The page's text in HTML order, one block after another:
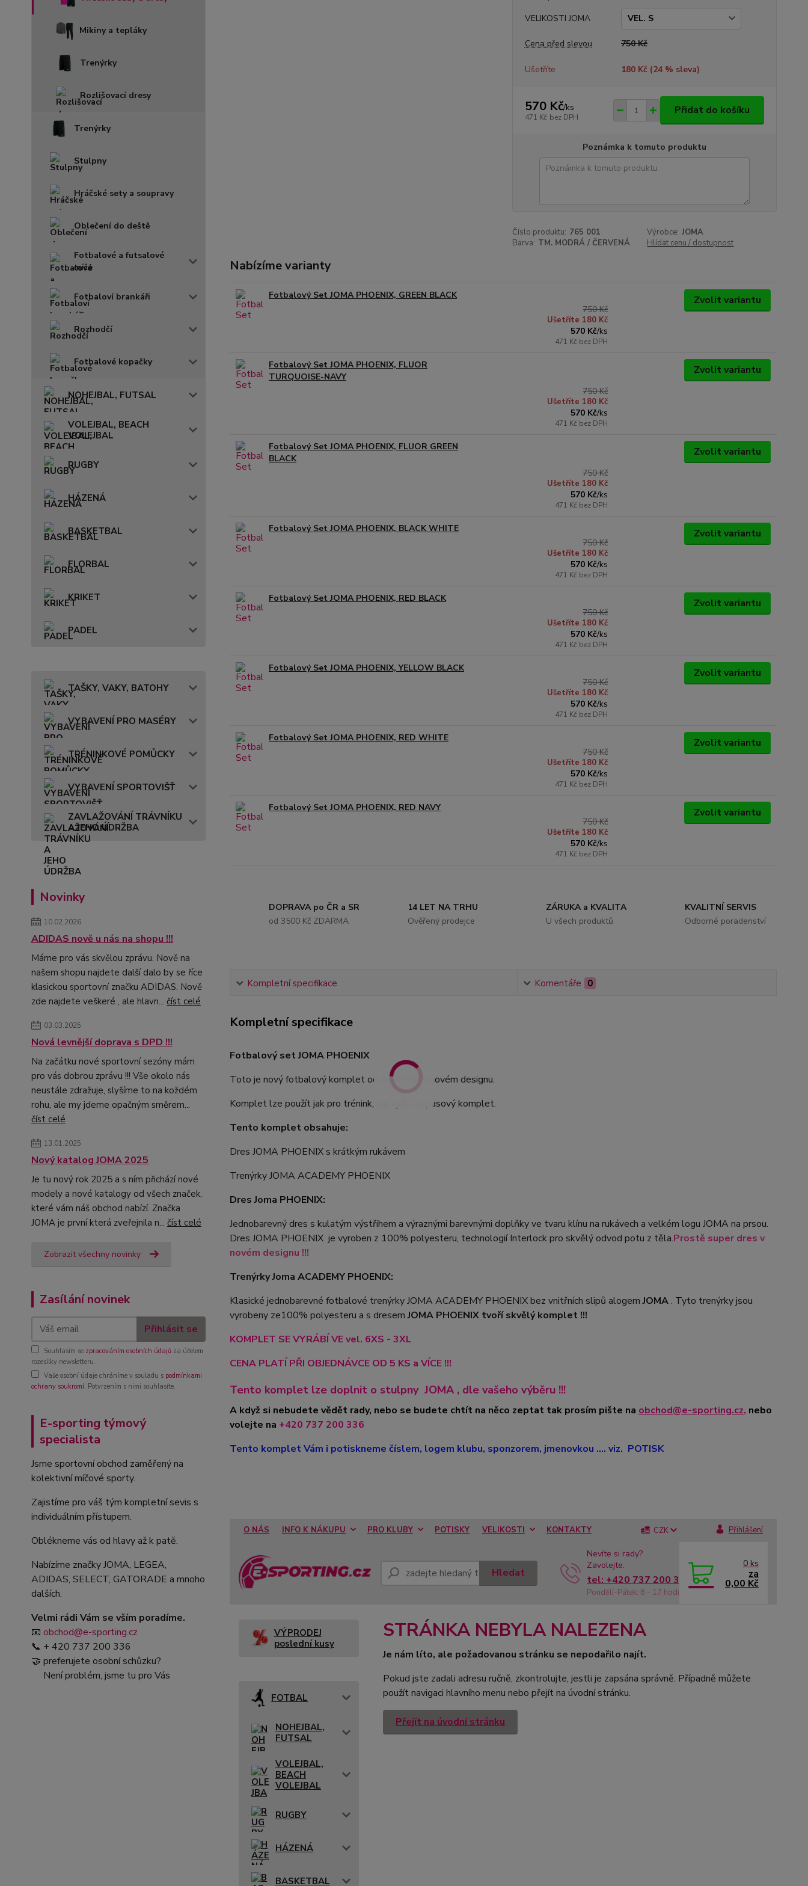
Mikiny a tepláky
Trenýrky
Rozlišovací dresy
Trenýrky
Stulpny
Hráčské sety a soupravy
Oblečení do deště
Fotbalové a futsalové
míče
Fotbaloví brankáři
Rozhodčí
Fotbalové kopačky
NOHEJBAL, FUTSAL
VOLEJBAL, BEACH
VOLEJBAL
RUGBY
HÁZENÁ
BASKETBAL
FLORBAL
KRIKET
PADEL
TAŠKY, VAKY, BATOHY
VYBAVENÍ PRO MASÉRY
TRÉNINKOVÉ POMŮCKY
VYBAVENÍ SPORTOVIŠŤ
ZAVLAŽOVÁNÍ TRÁVNÍKU
A JEHO ÚDRŽBA
Novinky
10.02.2026
ADIDAS nově u nás na shopu !!!
Máme pro vás skvělou zprávu. Nově na
našem shopu najdete další dalo by se říce
klasickou sportovní značku ADIDAS. Nově
zde najdete veškeré , ale hlavn... číst celé
03.03.2025
Nová levnější doprava s DPD !!!
Na začátku nové sportovní sezóny mám
pro vás dobrou zprávu !!! Vše okolo nás
neustále zdražuje, slyšíme to na koždém
rohu, ale my jdeme opačným směrem...
číst celé
13.01.2025
Nový katalog JOMA 2025
Je tu nový rok 2025 a s ním přichází nové
modely a nové katalogy od všech značek,
které vám náš obchod nabízí. Značka
JOMA je první která zveřejnila n... číst celé
Zobrazit všechny novinky
Zasílání novinek
Přihlásit se
Souhlasím se zpracováním osobních údajů za účelem
rozesílky newsletteru.
Vaše osobní údaje chráníme v souladu s podmínkami
ochrany soukromí. Potvrzením s nimi souhlasíte.
E-sporting týmový
specialista
Jsme sportovní obchod zaměřený na
kolektivní míčové sporty.
Zajistíme pro váš tým kompletní sevis s
individuálním přístupem.
Oblékneme vás od hlavy až k patě.
Nabízíme značky JOMA, LEGEA,
ADIDAS, SELECT, GATORADE a mnoho
dalších.
Velmi rádi Vám se vším poradíme.
📧 obchod@e-sporting.cz
📞 + 420 737 200 336
🤝 preferujete osobní schůzku?
Není problém, jsme tu pro Vás
VELIKOSTI JOMA
Cena před slevou 750 Kč
Ušetříte 180 Kč (24% sleva)
570 Kč/ks
471 Kč bez DPH
Přidat do košíku
Poznámka k tomuto produktu
Číslo produktu: 765 001 Výrobce: JOMA
Barva: TM. MODRÁ / ČERVENÁ Hlídat cenu / dostupnost
Nabízíme varianty
Fotbalový Set JOMA PHOENIX, GREEN BLACK
750 Kč
Ušetříte 180 Kč
570 Kč/ks
471 Kč bez DPH
Zvolit variantu
Fotbalový Set JOMA PHOENIX, FLUOR
TURQUOISE-NAVY
750 Kč
Ušetříte 180 Kč
570 Kč/ks
471 Kč bez DPH
Zvolit variantu
Fotbalový Set JOMA PHOENIX, FLUOR GREEN
BLACK
750 Kč
Ušetříte 180 Kč
570 Kč/ks
471 Kč bez DPH
Zvolit variantu
Fotbalový Set JOMA PHOENIX, BLACK WHITE
750 Kč
Ušetříte 180 Kč
570 Kč/ks
471 Kč bez DPH
Zvolit variantu
Fotbalový Set JOMA PHOENIX, RED BLACK
750 Kč
Ušetříte 180 Kč
570 Kč/ks
471 Kč bez DPH
Zvolit variantu
Fotbalový Set JOMA PHOENIX, YELLOW BLACK
750 Kč
Ušetříte 180 Kč
570 Kč/ks
471 Kč bez DPH
Zvolit variantu
Fotbalový Set JOMA PHOENIX, RED WHITE
750 Kč
Ušetříte 180 Kč
570 Kč/ks
471 Kč bez DPH
Zvolit variantu
Fotbalový Set JOMA PHOENIX, RED NAVY
750 Kč
Ušetříte 180 Kč
570 Kč/ks
471 Kč bez DPH
Zvolit variantu
DOPRAVA po ČR a SR
od 3500 Kč ZDARMA
14 LET NA TRHU
Ověřený prodejce
ZÁRUKA a KVALITA
U všech produktů
KVALITNÍ SERVIS
Odborné poradenství
Kompletní specifikace Komentáře 0
Kompletní specifikace
Fotbalový set JOMA PHOENIX
Toto je nový fotbalový komplet od zn. JOMA v novém designu.
Komplet lze použít jak pro trénink, tak i jako zápasový komplet.
Tento komplet obsahuje:
Dres JOMA PHOENIX s krátkým rukávem
Trenýrky JOMA ACADEMY PHOENIX
Dres Joma PHOENIX:
Jednobarevný dres s kulatým výstřihem a výraznými barevnými doplňky ve tvaru klínu na rukávech a velkém logu JOMA na prsou.
Dres JOMA PHOENIX je vyroben z 100% polyesteru, technologií Interlock pro skvělý odvod potu z těla.Prostě super dres v
novém designu !!!
Trenýrky Joma ACADEMY PHOENIX:
Klasické jednobarevné fotbalové trenýrky JOMA ACADEMY PHOENIX bez vnitřních slipů alogemJOMA. Tyto trenýrky jsou
vyrobeny ze100% polyesteru a s dresemJOMA PHOENIX tvoří skvělý komplet !!!
KOMPLET SE VYRÁBÍ VE vel. 6XS - 3XL
CENA PLATÍ PŘI OBJEDNÁVCE OD 5 KS a VÍCE !!!
Tento komplet lze doplnit o stulpny JOMA, dle vašeho výběru !!!
A když si nebudete vědět rady, nebo se budete chtít na něco zeptat tak prosím pište na obchod@e-sporting.cz, nebo
volejte na +420 737 200 336
Tento komplet Vám i potiskneme číslem, logem klubu, sponzorem, jmenovkou .... viz. POTISK
O NÁS INFO K NÁKUPU PRO KLUBY POTISKY VELIKOSTI KONTAKTY CZK Přihlášení
Hledat
Nevíte si rady?
Zavolejte.
tel: +420 737 200 336
Pondělí-Pátek: 8 - 17 hodin
0 ks
za
0,00 Kč
VÝPRODEJ
poslední kusy
FOTBAL
NOHEJBAL,
FUTSAL
VOLEJBAL,
BEACH
VOLEJBAL
RUGBY
HÁZENÁ
BASKETBAL
STRÁNKA NEBYLA NALEZENA
Je nám líto, ale požadovanou stránku se nepodařilo najít.
Pokud jste zadali adresu ručně, zkontrolujte, jestli je zapsána správně. Případně můžete
použít navigaci hlavního menu nebo přejít na úvodní stránku.
Přejít na úvodní stránku